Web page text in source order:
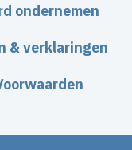
ondernemen
& verklaringen